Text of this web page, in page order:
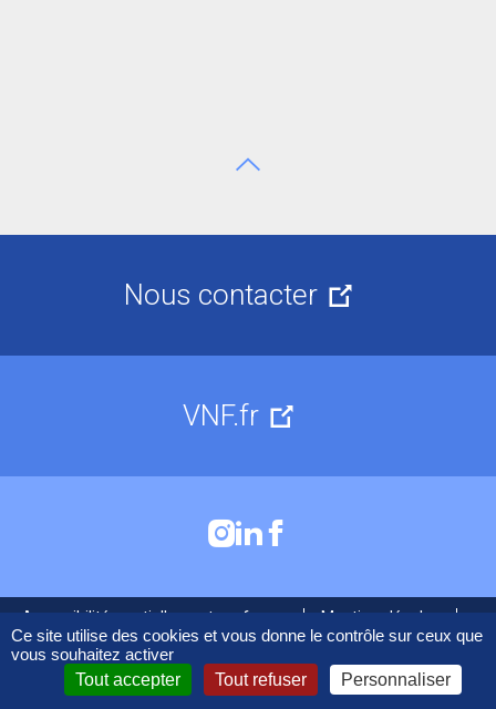
Aller en haut de page
Nous contacter
VNF.fr
Accessibilité : partiellement conforme
Mentions légales
Cookies
Ce site utilise des cookies et vous donne le contrôle sur ceux que
vous souhaitez activer
Tout accepter
Tout refuser Personnaliser